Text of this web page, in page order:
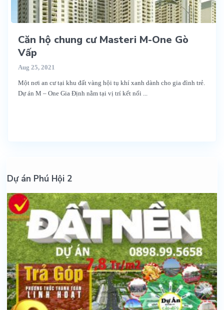
Căn hộ chung cư Masteri M-One Gò
Vấp
Aug 25, 2021
Một nơi an cư tại khu đất vàng hội tụ khí xanh dành cho gia đình trẻ.
Dự án M – One Gia Định nằm tại vị trí kết nối
Dự án Phú Hội 2